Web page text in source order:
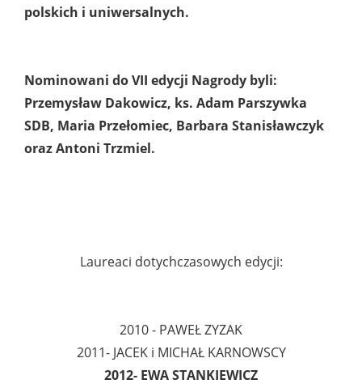
polskich i uniwersalnych.
Nominowani do VII edycji Nagrody byli:
Przemysław Dakowicz, ks. Adam Parszywka
SDB, Maria Przełomiec, Barbara Stanisławczyk
oraz Antoni Trzmiel.
Laureaci dotychczasowych edycji:
2010 - PAWEŁ ZYZAK
2011- JACEK i MICHAŁ KARNOWSCY
2012- EWA STANKIEWICZ